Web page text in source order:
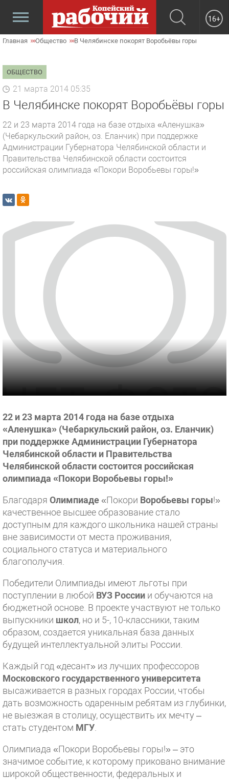
16+
Главная Общество В Челябинске покорят Воробьёвы горы
ОБЩЕСТВО
21 марта 2014 05:35
В Челябинске покорят Воробьёвы горы
22 и 23 марта 2014 года на базе отдыха «Аленушка»
(Чебаркульский район, оз. Еланчик) при поддержке
Администрации Губернатора Челябинской области и
Правительства Челябинской области состоится
российская олимпиада «Покори Воробьевы горы!»
22 и 23 марта 2014 года на базе отдыха
«Аленушка» (Чебаркульский район, оз. Еланчик)
при поддержке Администрации Губернатора
Челябинской области и Правительства
Челябинской области состоится российская
олимпиада «Покори Воробьевы горы!»
Благодаря Олимпиаде«Покори Воробьевы горы!»
качественное высшее образование стало
доступным для каждого школьника нашей страны
вне зависимости от места проживания,
социального статуса и материального
благополучия.
Победители Олимпиады имеют льготы при
поступлении в любой ВУЗ России и обучаются на
бюджетной основе. В проекте участвуют не только
выпускники школ, но и 5-, 10-классники, таким
образом, создается уникальная база данных
будущей интеллектуальной элиты России.
Каждый год «десант» из лучших профессоров
Московского государственного университета
высаживается в разных городах России, чтобы
дать возможность одаренным ребятам из глубинки,
не выезжая в столицу, осуществить их мечту –
стать студентом МГУ
Олимпиада «Покори Воробьевы горы!» – это
значимое событие, к которому приковано внимание
широкой общественности, федеральных и